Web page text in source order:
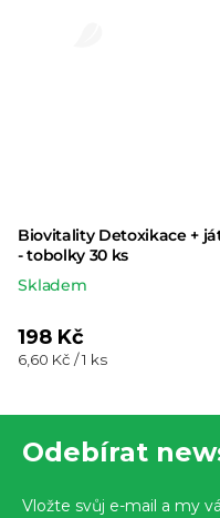
Biovitality Detoxikace +
- tobolky 30 ks
Skladem
198 Kč
Měrná
6,60 Kč / 1 ks
Odebírat
Vložte svůj e-mail a my